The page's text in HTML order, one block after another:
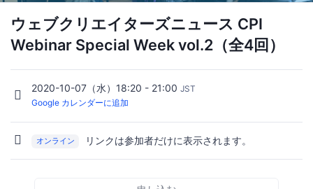
ウェブクリエイターズニュース CPI
Webinar Special Week vol.2（全4回）
2020-10-07（水）18:20 - 21:00 JST
Google カレンダーに追加
オンライン リンクは参加者だけに表示されます。